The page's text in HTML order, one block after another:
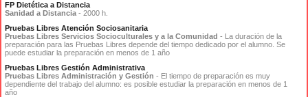
FP Dietética a Distancia
Sanidad a Distancia - 2000 h.
Pruebas Libres Atención Sociosanitaria
Pruebas Libres Servicios Socioculturales y a la Comunidad - La duración de la
preparación para las Pruebas Libres depende del tiempo dedicado por el alumno. Se
puede estudiar la preparación en menos de 1 año
Pruebas Libres Gestión Administrativa
Pruebas Libres Administración y Gestión - El tiempo de preparación es muy
dependiente del trabajo del alumno: es posible estudiar la preparación en menos de 1
año